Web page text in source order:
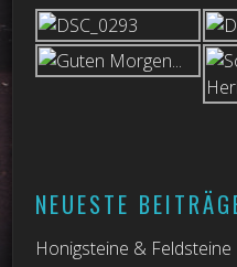
NEUESTE
Honigsteine & Feldsteine